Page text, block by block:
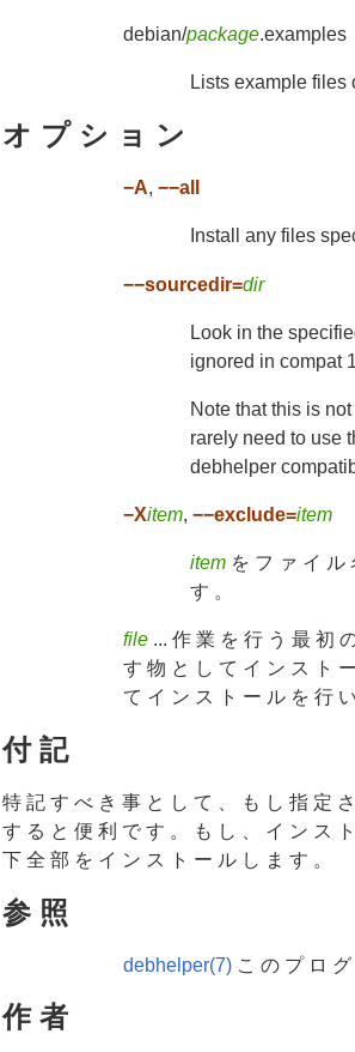
debian/package.examples
Lists example files
オ プ シ ョ ン
−A,−−all
Install any files
−−sourcedir=dir
Look in the
ignored in compat
Note that this is
rarely need to use
debhelper
−Xitem,−−exclude=item
item を フ ァ イ ル
す 。
file ... 作 業 を 行 う 最 初
す 物 と し て イ ン ス ト
て イ ン ス ト ー ル を 行 い
付 記
特 記 す べ き 事 と し て 、 も し 指 定
す る と 便 利 で す 。 も し 、 イ ン ス
下 全 部 を イ ン ス ト ー ル し ま す 。
参 照
debhelper(7) こ の プ ロ
作 者